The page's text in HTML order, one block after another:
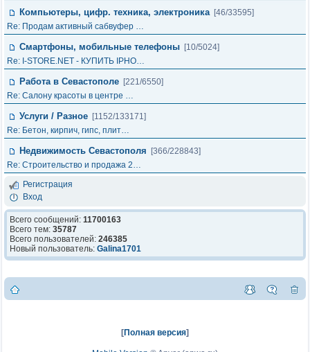
Компьютеры, цифр. техника, электроника [46/33595]
Re: Продам активный сабвуфер …
Смартфоны, мобильные телефоны [10/5024]
Re: I-STORE.NET - КУПИТЬ IPHO…
Работа в Севастополе [221/6550]
Re: Салону красоты в центре …
Услуги / Разное [1152/133171]
Re: Бетон, кирпич, гипс, плит…
Недвижимость Севастополя
[366/228843]
Re: Строительство и продажа 2…
Регистрация
Вход
Всего сообщений: 11700163
Всего тем: 35787
Всего пользователей: 246385
Новый пользователь: Galina1701
[Полная версия]